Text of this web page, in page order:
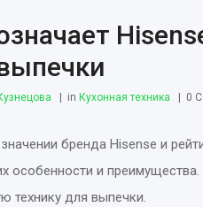
in Кухонная техника 0
бренда Hisense и
особенности и
технику для выпечки.